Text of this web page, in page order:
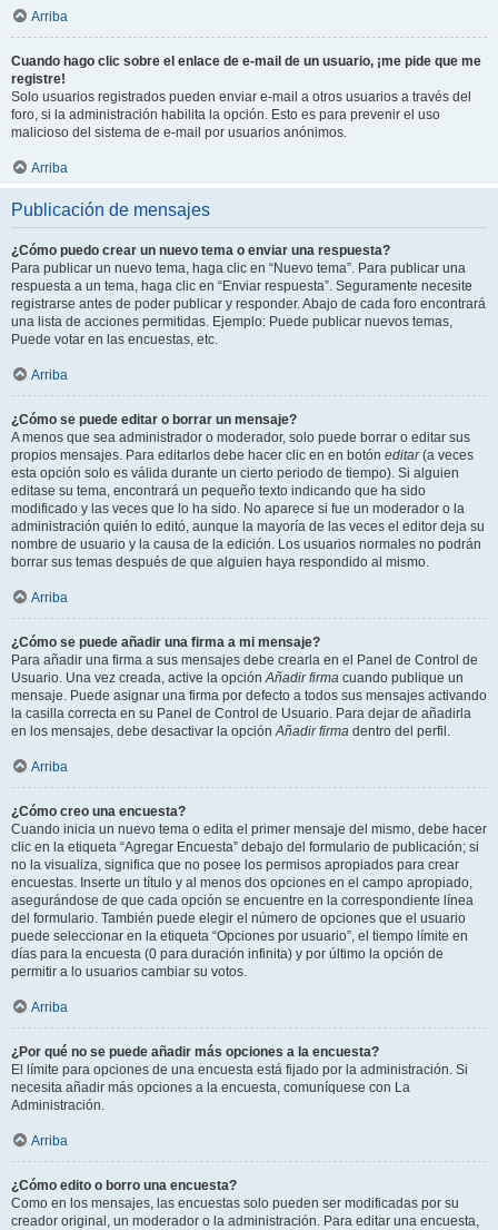
Arriba
Cuando hago clic sobre el enlace de e-mail de un usuario, ¡me pide que me
registre!
Solo usuarios registrados pueden enviar e-mail a otros usuarios a través del
foro, si la administración habilita la opción. Esto es para prevenir el uso
malicioso del sistema de e-mail por usuarios anónimos.
Arriba
Publicación de mensajes
¿Cómo puedo crear un nuevo tema o enviar una respuesta?
Para publicar un nuevo tema, haga clic en “Nuevo tema”. Para publicar una
respuesta a un tema, haga clic en “Enviar respuesta”. Seguramente necesite
registrarse antes de poder publicar y responder. Abajo de cada foro encontrará
una lista de acciones permitidas. Ejemplo: Puede publicar nuevos temas,
Puede votar en las encuestas, etc.
Arriba
¿Cómo se puede editar o borrar un mensaje?
A menos que sea administrador o moderador, solo puede borrar o editar sus
propios mensajes. Para editarlos debe hacer clic en en botón editar(a veces
esta opción solo es válida durante un cierto periodo de tiempo). Si alguien
editase su tema, encontrará un pequeño texto indicando que ha sido
modificado y las veces que lo ha sido. No aparece si fue un moderador o la
administración quién lo editó, aunque la mayoría de las veces el editor deja su
nombre de usuario y la causa de la edición. Los usuarios normales no podrán
borrar sus temas después de que alguien haya respondido al mismo.
Arriba
¿Cómo se puede añadir una firma a mi mensaje?
Para añadir una firma a sus mensajes debe crearla en el Panel de Control de
Usuario. Una vez creada, active la opciónAñadir firma cuando publique un
mensaje. Puede asignar una firma por defecto a todos sus mensajes activando
la casilla correcta en su Panel de Control de Usuario. Para dejar de añadirla
en los mensajes, debe desactivar la opciónAñadir firma dentro del perfil.
Arriba
¿Cómo creo una encuesta?
Cuando inicia un nuevo tema o edita el primer mensaje del mismo, debe hacer
clic en la etiqueta “Agregar Encuesta” debajo del formulario de publicación; si
no la visualiza, significa que no posee los permisos apropiados para crear
encuestas. Inserte un título y al menos dos opciones en el campo apropiado,
asegurándose de que cada opción se encuentre en la correspondiente línea
del formulario. También puede elegir el número de opciones que el usuario
puede seleccionar en la etiqueta “Opciones por usuario”, el tiempo límite en
días para la encuesta (0 para duración infinita) y por último la opción de
permitir a lo usuarios cambiar su votos.
Arriba
¿Por qué no se puede añadir más opciones a la encuesta?
El límite para opciones de una encuesta está fijado por la administración. Si
necesita añadir más opciones a la encuesta, comuníquese con La
Administración.
Arriba
¿Cómo edito o borro una encuesta?
Como en los mensajes, las encuestas solo pueden ser modificadas por su
creador original, un moderador o la administración. Para editar una encuesta,